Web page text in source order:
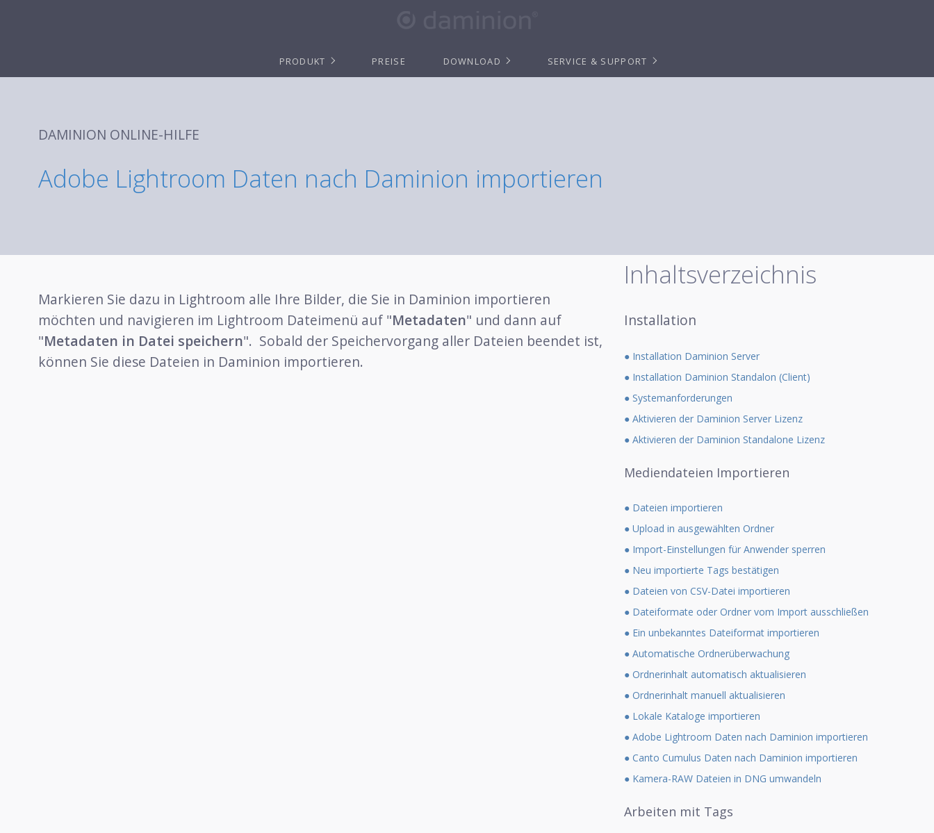
PRODUKT PREISE DOWNLOAD SERVICE & SUPPORT
DAMINION ONLINE-HILFE
Adobe Lightroom Daten nach Daminion importieren
Markieren Sie dazu in Lightroom alle Ihre Bilder, die Sie in Daminion importieren
möchten und navigieren im Lightroom Dateimenü auf "Metadaten" und dann auf
"Metadaten in Datei speichern". Sobald der Speichervorgang aller Dateien beendet ist,
können Sie diese Dateien in Daminion importieren.
Inhaltsverzeichnis
Installation
● Installation Daminion Server
● Installation Daminion Standalon (Client)
● Systemanforderungen
● Aktivieren der Daminion Server Lizenz
● Aktivieren der Daminion Standalone Lizenz
Mediendateien Importieren
● Dateien importieren
● Upload in ausgewählten Ordner
● Import-Einstellungen für Anwender sperren
● Neu importierte Tags bestätigen
● Dateien von CSV-Datei importieren
● Dateiformate oder Ordner vom Import ausschließen
● Ein unbekanntes Dateiformat importieren
● Automatische Ordnerüberwachung
● Ordnerinhalt automatisch aktualisieren
● Ordnerinhalt manuell aktualisieren
● Lokale Kataloge importieren
● Adobe Lightroom Daten nach Daminion importieren
● Canto Cumulus Daten nach Daminion importieren
● Kamera-RAW Dateien in DNG umwandeln
Arbeiten mit Tags